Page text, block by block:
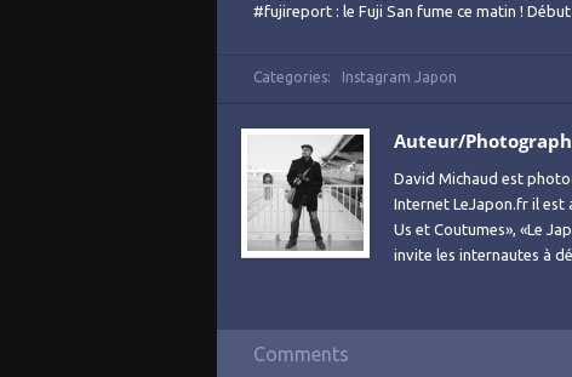
#fujireport : le Fuji San fume ce matin !
Categories: Instagram Japon
Auteur/
David Michaud est
Internet LeJapon.fr il est
Us et Coutumes», «Le
invite les internautes à
Comments